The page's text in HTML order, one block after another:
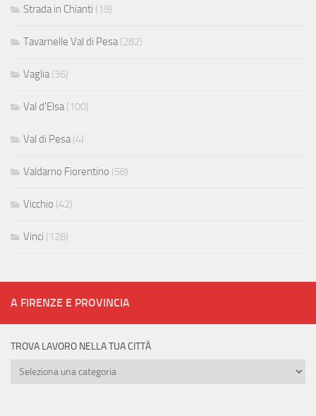
Strada in Chianti (19)
Tavarnelle Val di Pesa(282)
Vaglia(36)
Val d'Elsa(100)
Val di Pesa(4)
Valdarno Fiorentino (58)
Vicchio (42)
Vinci (128)
A FIRENZE E PROVINCIA
TROVA LAVORO NELLA TUA CITTÀ
Trova